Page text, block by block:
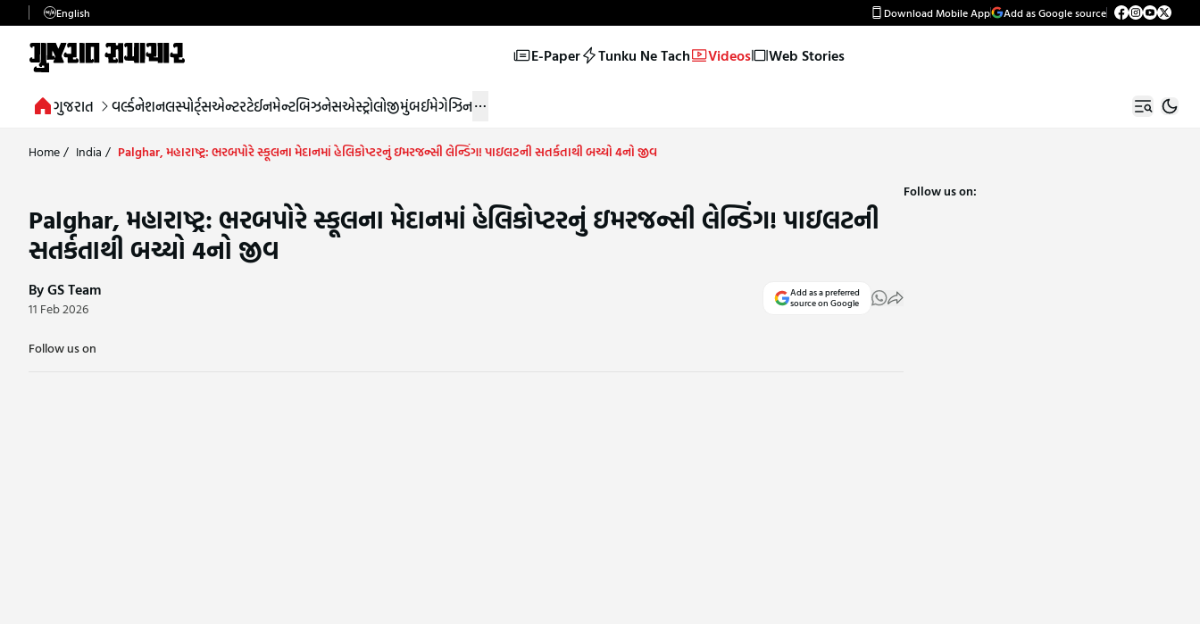
English Download Mobile App Add as Google source
E-Paper Tunku Ne Tach Videos Web Stories
ગુજરાત વર્લ્ડનેશનલસ્પોર્ટ્સએન્ટરટેઈનમેન્ટબિઝનેસએસ્ટ્રોલોજીમુંબઈમેગેઝિન
Home/ India / Palghar, મહારાષ્ટ્ર: ભરબપોરે સ્કૂલના મેદાનમાં હેલિકોપ્ટરનું ઇમરજન્સી લેન્ડિંગ! પાઇલટની સતર્કતાથી બચ્યો 4નો જીવ
Palghar, મહારાષ્ટ્ર: ભરબપોરે સ્કૂલના મેદાનમાં હેલિકોપ્ટરનું ઇમરજન્સી લેન્ડિંગ! પાઇલટની
સતર્કતાથી બચ્યો 4નો જીવ
By GS Team
11 Feb 2026
Add as a preferred
source on Google
Follow us on
Follow us on: